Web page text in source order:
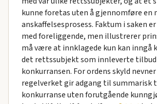
kunne foretas uten å gjennomføre en
anskaffelsesprosess. Faktum i saken
med foreliggende, men illustrerer
må være at innklagede kun kan inngå
det rettssubjekt som innleverte
konkurransen. For ordens skyld
regelverket gir adgang til summarisk
konkurranse uten forutgående